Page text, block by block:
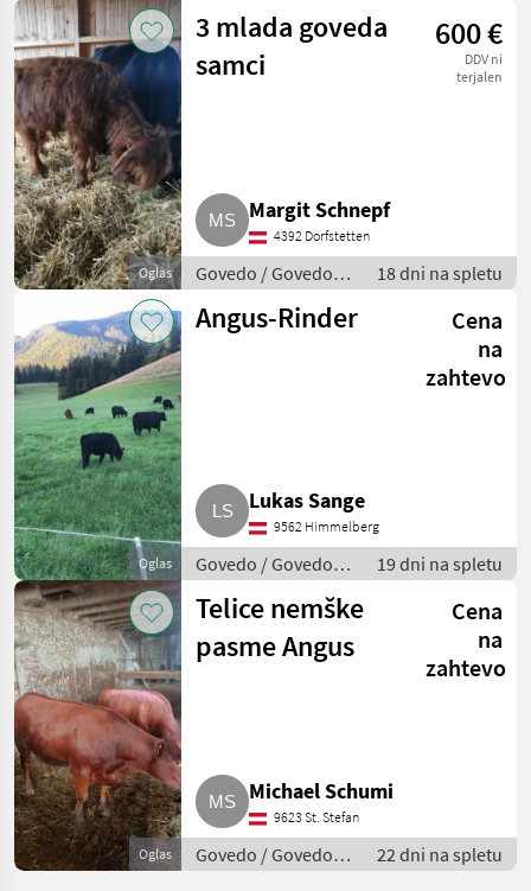
Oglas
3 mlada goveda
samci
600 €
DDV ni
terjalen
Margit Schnepf
4392 Dorfstetten
Govedo / Govedo
Angus
18 dni na spletu
Oglas
Angus-Rinder
Cena
na
zahtevo
Lukas Sange
9562 Himmelberg
Govedo / Govedo
Angus
19 dni na spletu
Oglas
Telice nemške
pasme Angus
Cena
na
zahtevo
Michael Schumi
9623 St. Stefan
Govedo / Govedo
Angus
22 dni na spletu